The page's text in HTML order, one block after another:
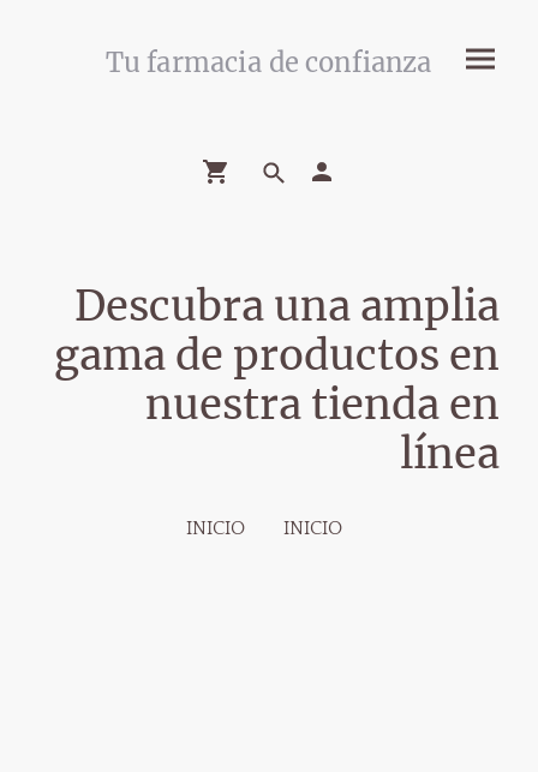
Tu farmacia de confianza
Descubra una amplia
gama de productos en
nuestra tienda en
línea
INICIO INICIO